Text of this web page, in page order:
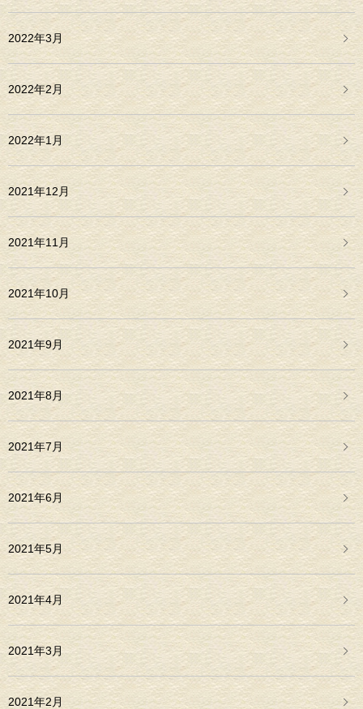
2022年3月
2022年2月
2022年1月
2021年12月
2021年11月
2021年10月
2021年9月
2021年8月
2021年7月
2021年6月
2021年5月
2021年4月
2021年3月
2021年2月